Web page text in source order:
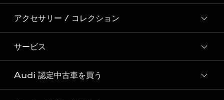
Audi Sport
Formula 1®
デジタルサービス
新車在庫検索
試乗車・展示車検索
見積り依頼
試乗予約
モデル一覧
特別仕様モデル / 限定モデル
e-tronラインアップ
価格シミュレーション
アクセサリー / コレクション
純正アクセサリー
オンラインショップ
Audi collection
サービス
サービス入庫予約
Audi 認定中古車を買う